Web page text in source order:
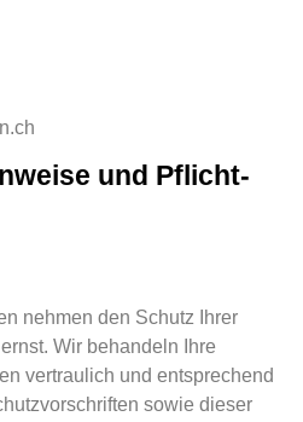
und Pflicht­
nehmen den Schutz Ihrer
Wir behandeln Ihre
vertraulich und entsprechend
sowie dieser